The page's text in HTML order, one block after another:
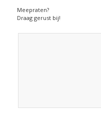
Meepraten?
Draag gerust bij!